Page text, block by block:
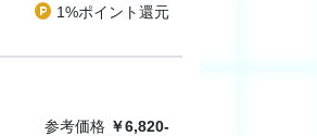
1%ポイント還元
参考価格 ￥6,820-